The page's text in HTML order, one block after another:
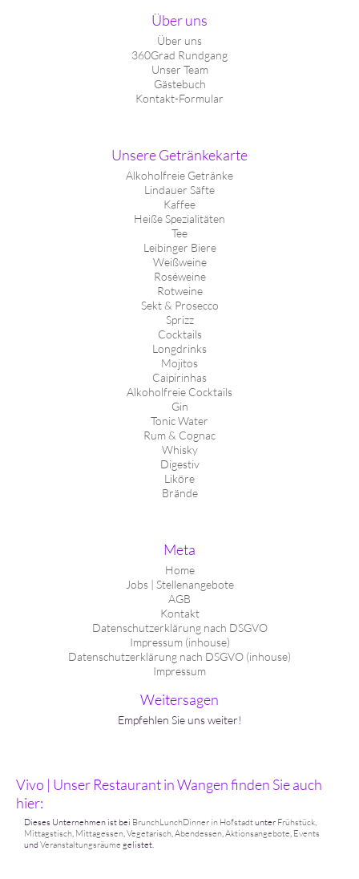
Über uns
Über uns
360Grad Rundgang
Unser Team
Gästebuch
Kontakt-Formular
Unsere Getränkekarte
Alkoholfreie Getränke
Lindauer Säfte
Kaffee
Heiße Spezialitäten
Tee
Leibinger Biere
Weißweine
Roséweine
Rotweine
Sekt & Prosecco
Sprizz
Cocktails
Longdrinks
Mojitos
Caipirinhas
Alkoholfreie Cocktails
Gin
Tonic Water
Rum & Cognac
Whisky
Digestiv
Liköre
Brände
Meta
Home
Jobs | Stellenangebote
AGB
Kontakt
Datenschutzerklärung nach DSGVO
Impressum (inhouse)
Datenschutzerklärung nach DSGVO (inhouse)
Impressum
Weitersagen
Empfehlen Sie uns weiter!
Vivo | Unser Restaurant in Wangen finden Sie auch
hier:
Dieses Unternehmen ist bei BrunchLunchDinner in Hofstadtunter Frühstück,
Mittagstisch, Mittagessen,Vegetarisch,Abendessen,Aktionsangebote, Events
und Veranstaltungsräume gelistet.